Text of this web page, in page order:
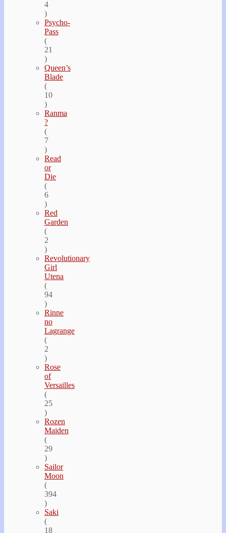
4
)
Psycho-
Pass
(
21
)
Queen’s
Blade
(
10
)
Ranma
?
(
7
)
Read
or
Die
(
6
)
Red
Garden
(
2
)
Revolutionary
Girl
Utena
(
94
)
Rinne
no
Lagrange
(
2
)
Rose
of
Versailles
(
25
)
Rozen
Maiden
(
29
)
Sailor
Moon
(
394
)
Saki
(
18